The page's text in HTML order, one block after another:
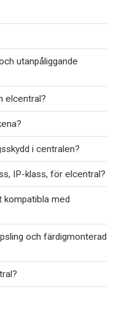
utanpåliggande
elcentral?
i centralen?
IP-klass, för elcentral?
kompatibla med
och färdigmonterad